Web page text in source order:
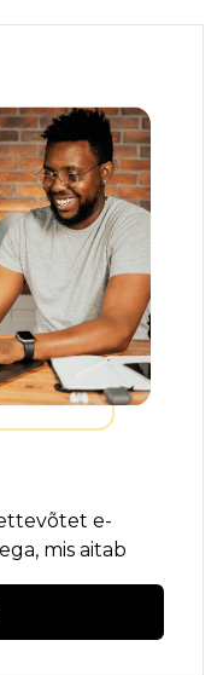
e-
mis aitab